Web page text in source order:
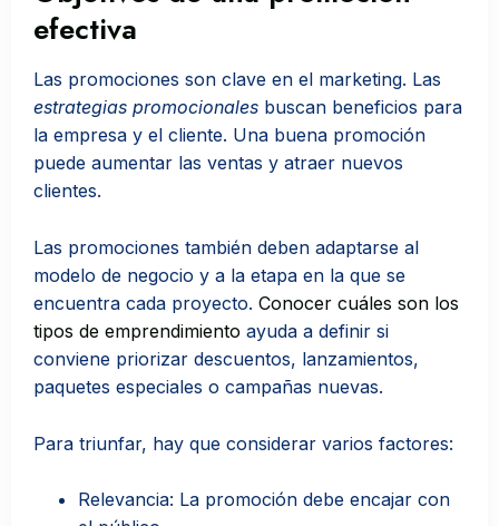
efectiva
Las promociones son clave en el marketing. Las
estrategias promocionales buscan beneficios para
la empresa y el cliente. Una buena promoción
puede aumentar las ventas y atraer nuevos
clientes.
Las promociones también deben adaptarse al
modelo de negocio y a la etapa en la que se
encuentra cada proyecto. Conocer cuáles son los
tipos de emprendimiento ayuda a definir si
conviene priorizar descuentos, lanzamientos,
paquetes especiales o campañas nuevas.
Para triunfar, hay que considerar varios factores:
Relevancia: La promoción debe encajar con